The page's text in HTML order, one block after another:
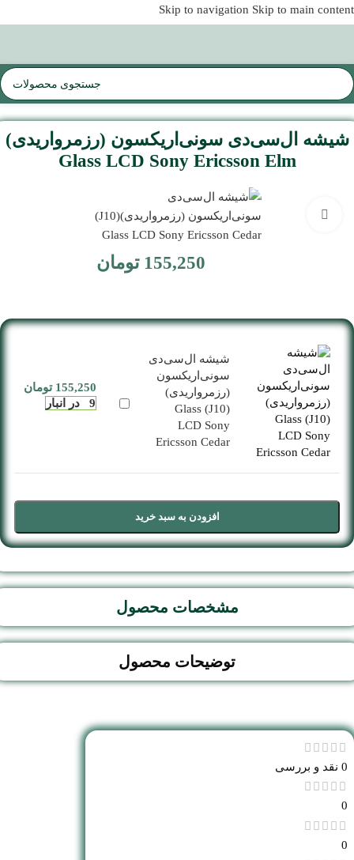
Skip to navigation Skip to main content
شیشه ال‌سی‌دی سونی‌اریکسون (رز‌مرواریدی)
Glass LCD Sony Ericsson Elm
بزرگنمایی تصویر
155,250 تومان
شیشه ال‌سی‌دی
سونی‌اریکسون
(رز‌مرواریدی)
(J10) Glass
LCD Sony
Ericsson Cedar
155,250 تومان
9 در انبار
افزودن به سبد خرید
مشخصات محصول
توضیحات محصول
0 نقد و بررسی
0
0